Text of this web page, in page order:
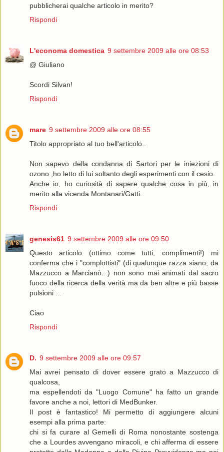
pubblicherai qualche articolo in merito?
Rispondi
L'economa domestica 9 settembre 2009 alle ore 08:53
@ Giuliano
Scordi Silvan!
Rispondi
mare 9 settembre 2009 alle ore 08:55
Titolo appropriato al tuo bell'articolo..
Non sapevo della condanna di Sartori per le iniezioni di
ozono ,ho letto di lui soltanto degli esperimenti con il cesio.
Anche io, ho curiosità di sapere qualche cosa in più, in
merito alla vicenda Montanari/Gatti.
Rispondi
genesis61 9 settembre 2009 alle ore 09:50
Questo articolo (ottimo come tutti, complimenti!) mi
conferma che i "complottisti" (di qualunque razza siano, da
Mazzucco a Marcianò...) non sono mai animati dal sacro
fuoco della ricerca della verità ma da ben altre e più basse
pulsioni ...
Ciao
Rispondi
D. 9 settembre 2009 alle ore 09:57
Mai avrei pensato di dover essere grato a Mazzucco di
qualcosa,
ma espellendoti da "Luogo Comune" ha fatto un grande
favore anche a noi, lettori di MedBunker.
Il post è fantastico! Mi permetto di aggiungere alcuni
esempi alla prima parte:
chi si fa curare al Gemelli di Roma nonostante sostenga
che a Lourdes avvengano miracoli, e chi afferma di essere